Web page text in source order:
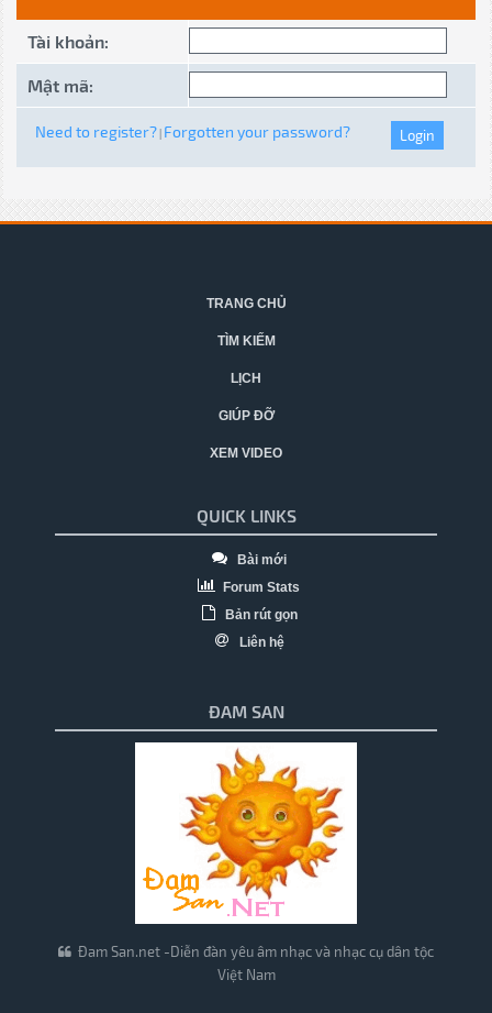
Tài khoản:
Mật mã:
Need to register? Forgotten your password?
TRANG CHỦ
TÌM KIẾM
LỊCH
GIÚP ĐỠ
XEM VIDEO
QUICK LINKS
Bài mới
Forum Stats
Bản rút gọn
Liên hệ
ĐAM SAN
Đam San.net -Diễn đàn yêu âm nhạc và nhạc cụ dân tộc
Việt Nam